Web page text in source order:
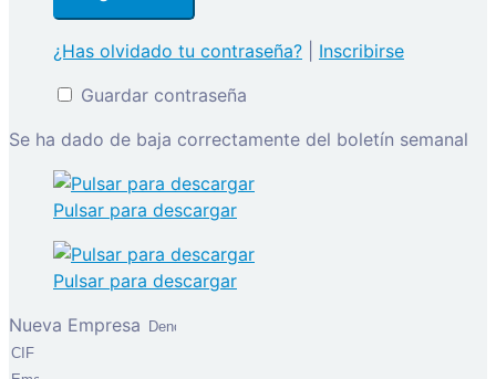
¿Has olvidado tu contraseña?
Inscribirse
Guardar contraseña
Se ha dado de baja correctamente del boletín semanal
Pulsar para descargar
Pulsar para descargar
Nueva Empresa